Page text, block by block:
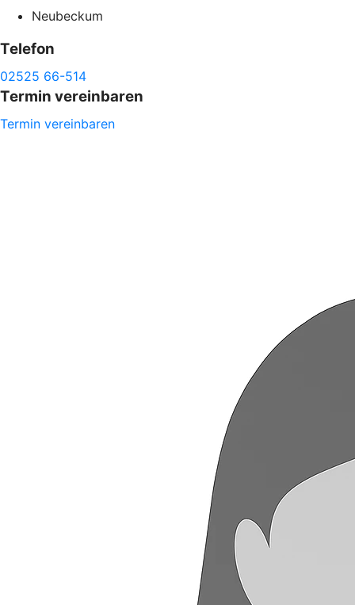
Neubeckum
Telefon
02525 66-514
Termin vereinbaren
Termin vereinbaren